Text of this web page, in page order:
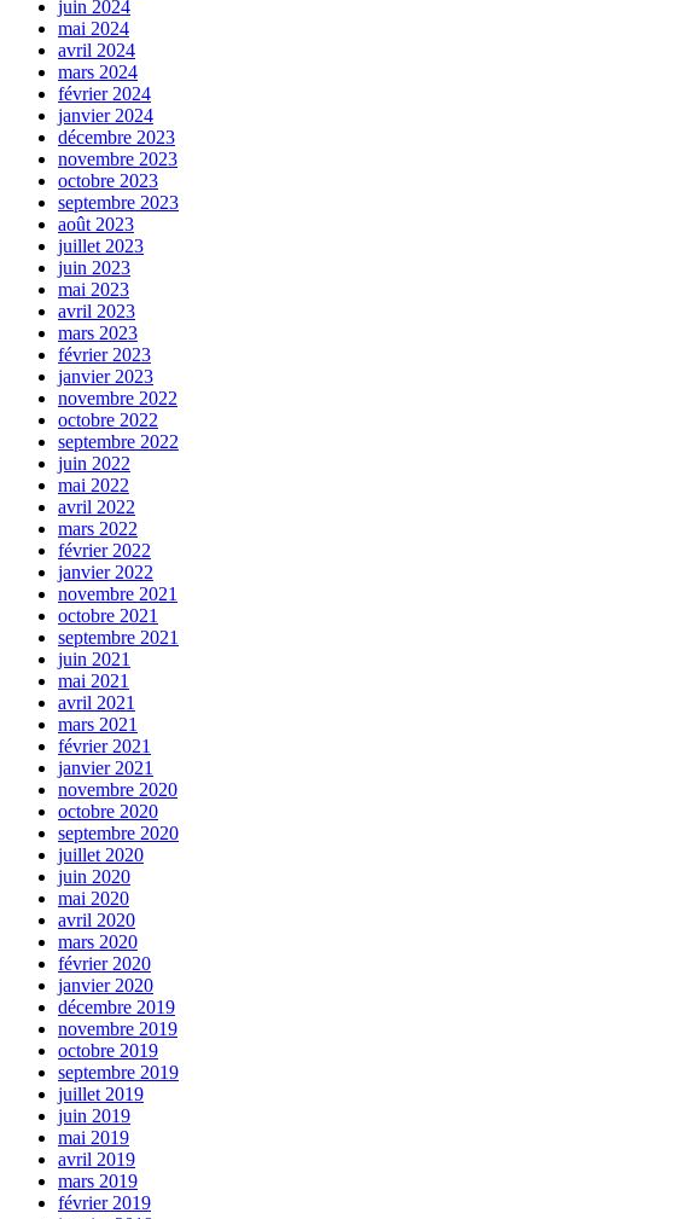
juin 2024
mai 2024
avril 2024
mars 2024
février 2024
janvier 2024
décembre 2023
novembre 2023
octobre 2023
septembre 2023
août 2023
juillet 2023
juin 2023
mai 2023
avril 2023
mars 2023
février 2023
janvier 2023
novembre 2022
octobre 2022
septembre 2022
juin 2022
mai 2022
avril 2022
mars 2022
février 2022
janvier 2022
novembre 2021
octobre 2021
septembre 2021
juin 2021
mai 2021
avril 2021
mars 2021
février 2021
janvier 2021
novembre 2020
octobre 2020
septembre 2020
juillet 2020
juin 2020
mai 2020
avril 2020
mars 2020
février 2020
janvier 2020
décembre 2019
novembre 2019
octobre 2019
septembre 2019
juillet 2019
juin 2019
mai 2019
avril 2019
mars 2019
février 2019